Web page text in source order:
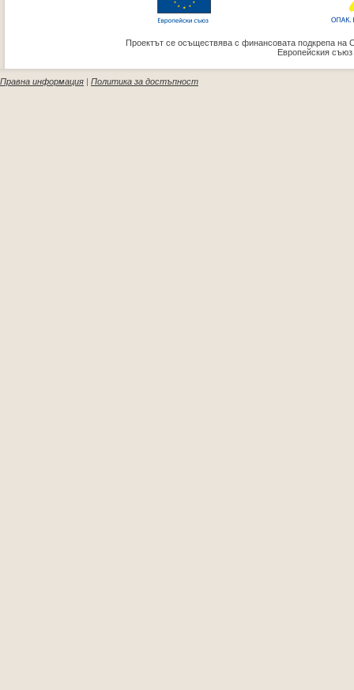
Проектът се осъществява с финансовата подкрепа на
Европейския
Правна информация | Политика за достъпност